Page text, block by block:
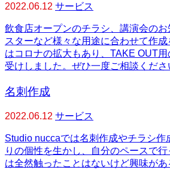
2022.06.12 サービス
飲食店オープンのチラシ、講演会の
スターなど様々な用途に合わせて作
はコロナの拡大もあり、TAKE OUT
受けしました。ぜひ一度ご相談くださ
名刺作成
2022.06.12 サービス
Studio nuccaでは名刺作成やチラシ作
りの個性を生かし、自分のペースで
は全然触ったことはないけど興味が